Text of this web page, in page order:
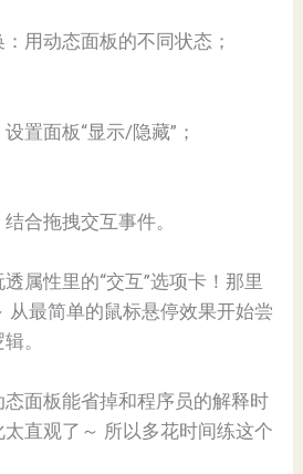
用动态面板的不同状态；
置面板“显示/隐藏”；
合拖拽交互事件。
透属性里的“交互”选项卡！那里
从最简单的鼠标悬停效果开始尝
。
面板能省掉和程序员的解释时
直观了～ 所以多花时间练这个